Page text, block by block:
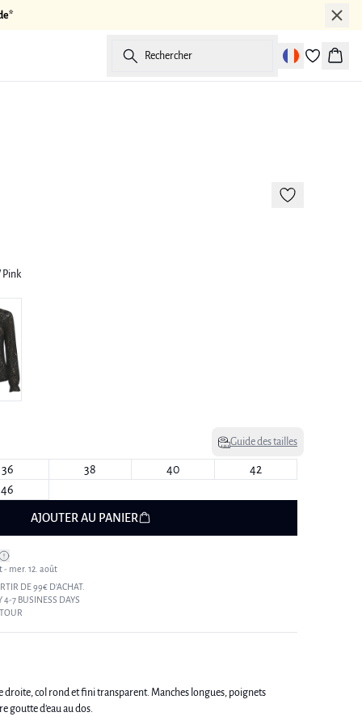
Rechercher
Panier
Pink
Guide des tailles
36 38 40
42
46
AJOUTER AU PANIER
- mer. 12. août
DE 99€ D’ACHAT.
4-7 BUSINESS DAYS
droite, col rond et fini transparent. Manches longues, poignets
goutte d’eau au dos.